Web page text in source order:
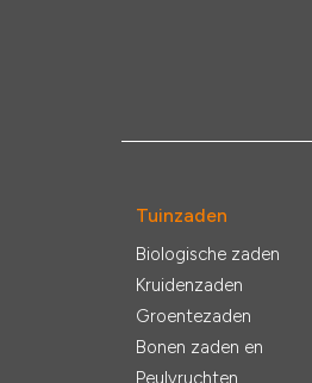
Tuinzaden
Biologische zaden
Kruidenzaden
Groentezaden
Bonen zaden en
Peulvruchten